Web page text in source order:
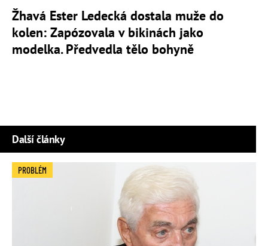
Žhavá Ester Ledecká dostala muže do
kolen: Zapózovala v bikinách jako
modelka. Předvedla tělo bohyně
Další články
PROBLÉM